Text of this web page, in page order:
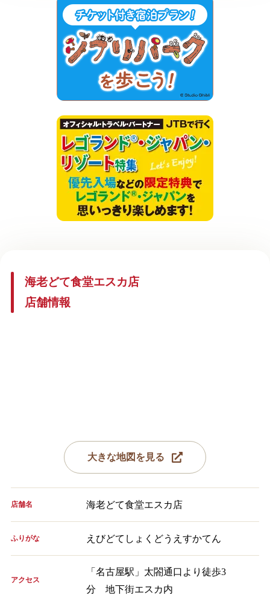
海老どて食堂エスカ店
店舗情報
大きな地図を見る
店舗名 海老どて食堂エスカ店
ふりがな えびどてしょくどうえすかてん
アクセス
「名古屋駅」太閤通口より徒歩3
分 地下街エスカ内